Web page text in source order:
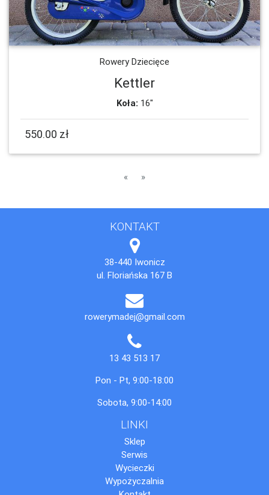
Rowery Dziecięce
Kettler
Koła: 16"
550.00 zł
« Poprzednia
»Następna
KONTAKT
38-440 Iwonicz
ul. Floriańska 167 B
rowerymadej@gmail.com
13 43 513 17
Pon - Pt, 9:00-18:00
Sobota, 9:00-14:00
LINKI
Sklep
Serwis
Wycieczki
Wypożyczalnia